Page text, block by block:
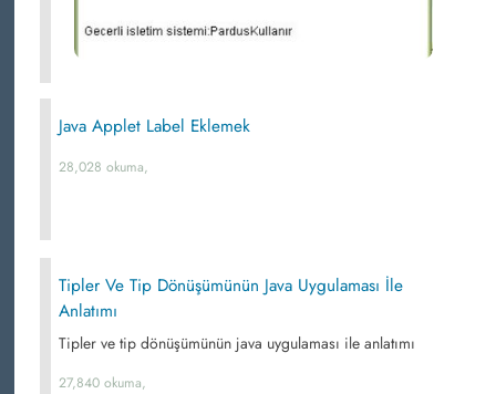
Java Applet Label Eklemek
28,028 okuma,
Tipler Ve Tip Dönüşümünün Java Uygulaması İle
Anlatımı
Tipler ve tip dönüşümünün java uygulaması ile anlatımı
27,840 okuma,